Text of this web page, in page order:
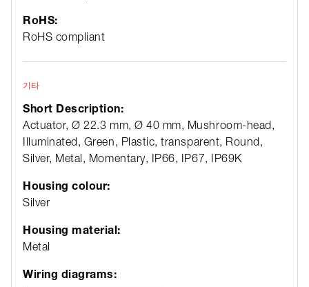
RoHS:
RoHS compliant
기타
Short Description:
Actuator, Ø 22.3 mm, Ø 40 mm, Mushroom-head,
Illuminated, Green, Plastic, transparent, Round,
Silver, Metal, Momentary, IP66, IP67, IP69K
Housing colour:
Silver
Housing material:
Metal
Wiring diagrams: